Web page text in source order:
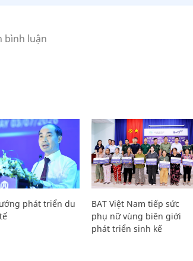
phát triển du
BAT Việt Nam tiếp sức
phụ nữ vùng biên giới
phát triển sinh kế